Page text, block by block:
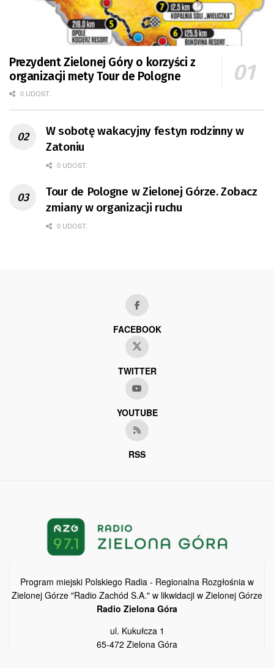
Prezydent Zielonej Góry o korzyści z
organizacji mety Tour de Pologne
0 UDOST.
W sobotę wakacyjny festyn rodzinny w
Zatoniu
0 UDOST.
Tour de Pologne w Zielonej Górze. Zobacz
zmiany w organizacji ruchu
0 UDOST.
FACEBOOK
TWITTER
YOUTUBE
RSS
Program miejski Polskiego Radia - Regionalna Rozgłośnia w
Zielonej Górze "Radio Zachód S.A." w likwidacji w Zielonej Górze
Radio Zielona Góra
ul. Kukułcza 1
65-472 Zielona Góra